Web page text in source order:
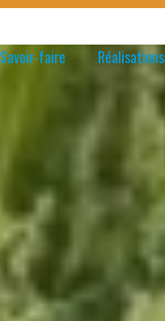
Savoir-faire Réalisations